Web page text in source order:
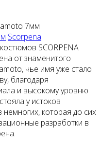
7мм
Scorpena
SCORPENA
от знаменитого
чье имя уже стало
благодаря
и высокому уровню
у истоков
которая до сих
разработки в